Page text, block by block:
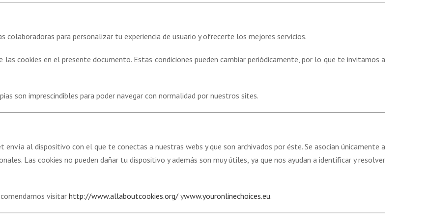
colaboradoras para personalizar tu experiencia de usuario y ofrecerte los mejores servicios.
cookies en el presente documento. Estas condiciones pueden cambiar periódicamente, por lo que te invitamos a
son imprescindibles para poder navegar con normalidad por nuestros sites.
al dispositivo con el que te conectas a nuestras webs y que son archivados por éste. Se asocian únicamente a
Las cookies no pueden dañar tu dispositivo y además son muy útiles, ya que nos ayudan a identificar y resolver
visitar http://www.allaboutcookies.org/ ywww.youronlinechoices.eu.